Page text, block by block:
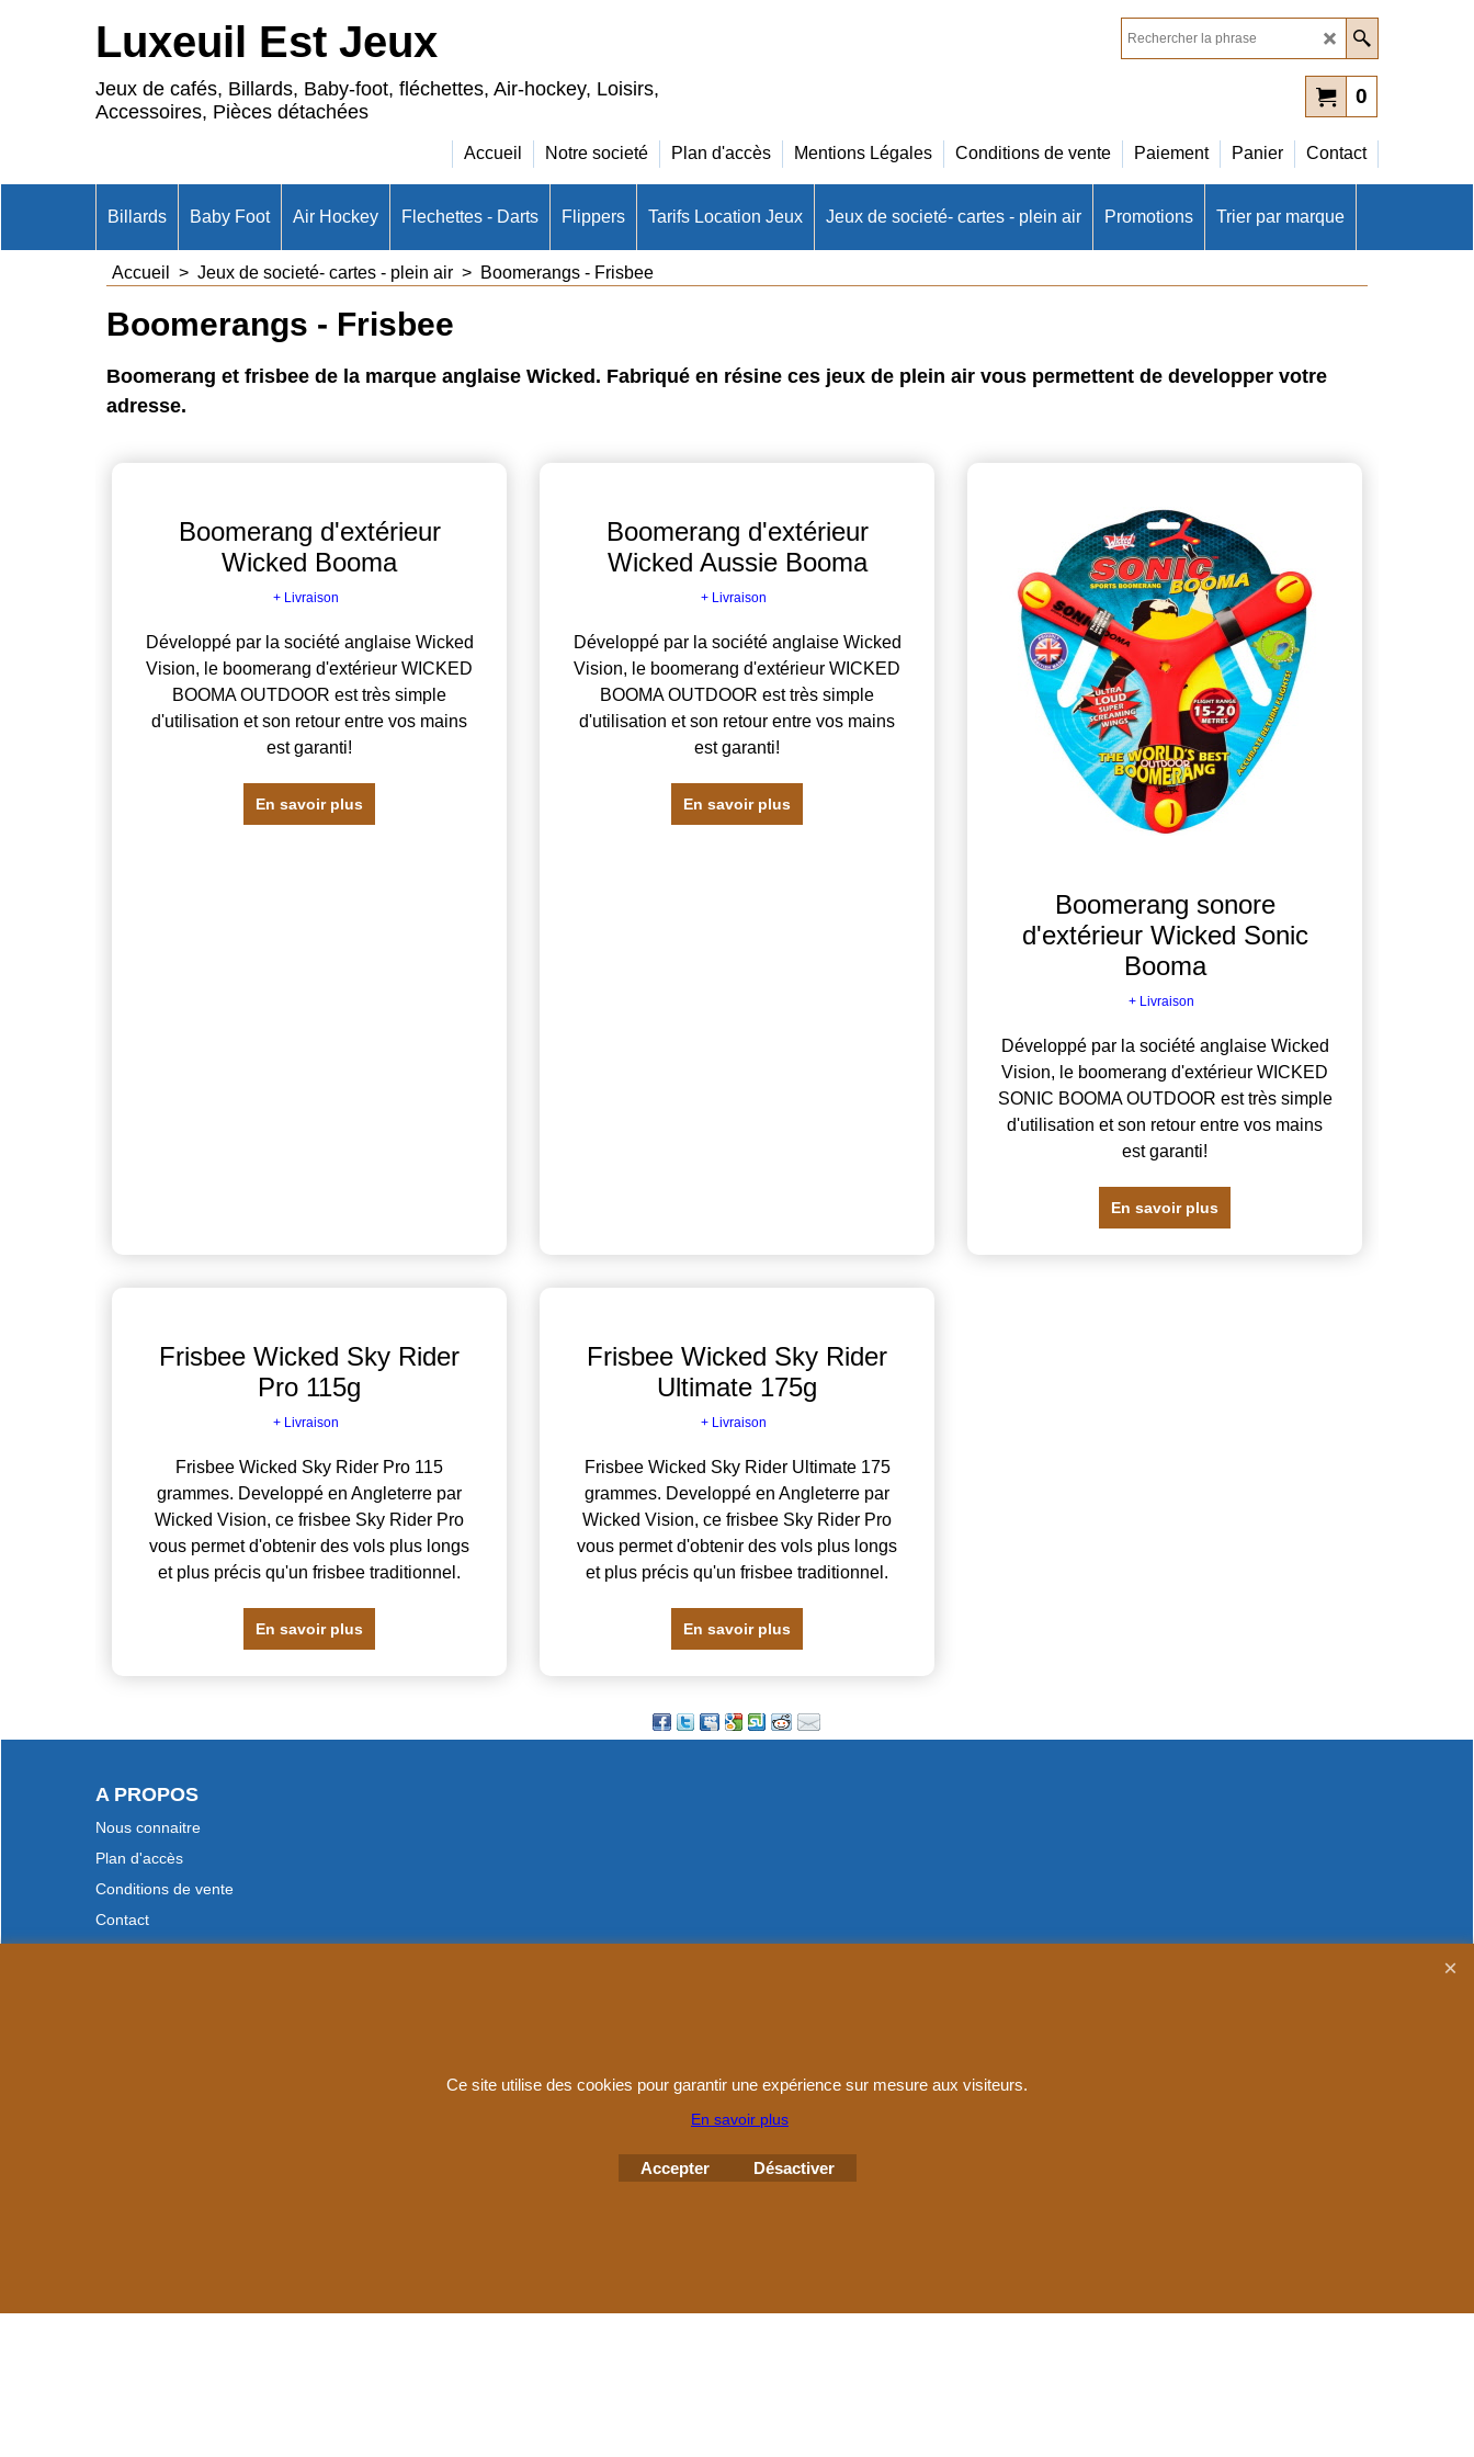
Luxeuil Est Jeux
Jeux de cafés, Billards, Baby-foot, fléchettes, Air-hockey, Loisirs,
Accessoires, Pièces détachées
0
Accueil Notre societé Plan d'accès Mentions Légales Conditions de vente Paiement Panier Contact
Billards Baby Foot Air Hockey Flechettes - Darts Flippers Tarifs Location Jeux Jeux de societé- cartes - plein air Promotions Trier par marque
Accueil > Jeux de societé- cartes - plein air > Boomerangs - Frisbee
Boomerangs - Frisbee
Boomerang et frisbee de la marque anglaise Wicked. Fabriqué en résine ces jeux de plein air vous permettent de developper votre
adresse.
Boomerang d'extérieur
Wicked Booma
+ Livraison
Développé par la société anglaise Wicked
Vision, le boomerang d'extérieur WICKED
BOOMA OUTDOOR est très simple
d'utilisation et son retour entre vos mains
est garanti!
En savoir plus
Boomerang d'extérieur
Wicked Aussie Booma
+ Livraison
Développé par la société anglaise Wicked
Vision, le boomerang d'extérieur WICKED
BOOMA OUTDOOR est très simple
d'utilisation et son retour entre vos mains
est garanti!
En savoir plus
Boomerang sonore
d'extérieur Wicked Sonic
Booma
+ Livraison
Développé par la société anglaise Wicked
Vision, le boomerang d'extérieur WICKED
SONIC BOOMA OUTDOOR est très simple
d'utilisation et son retour entre vos mains
est garanti!
En savoir plus
Frisbee Wicked Sky Rider
Pro 115g
+ Livraison
Frisbee Wicked Sky Rider Pro 115
grammes. Developpé en Angleterre par
Wicked Vision, ce frisbee Sky Rider Pro
vous permet d'obtenir des vols plus longs
et plus précis qu'un frisbee traditionnel.
En savoir plus
Frisbee Wicked Sky Rider
Ultimate 175g
+ Livraison
Frisbee Wicked Sky Rider Ultimate 175
grammes. Developpé en Angleterre par
Wicked Vision, ce frisbee Sky Rider Pro
vous permet d'obtenir des vols plus longs
et plus précis qu'un frisbee traditionnel.
En savoir plus
A PROPOS
Nous connaitre
Plan d'accès
Conditions de vente
Contact
Paiement
avec le logiciel
eCommerce ShopFactory
Ce site utilise des cookies pour garantir une expérience sur mesure aux visiteurs.
En savoir plus
Accepter Désactiver